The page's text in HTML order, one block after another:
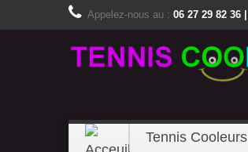
Appelez-nous au : 06 27 29 82 36
Tennis Cooleurs